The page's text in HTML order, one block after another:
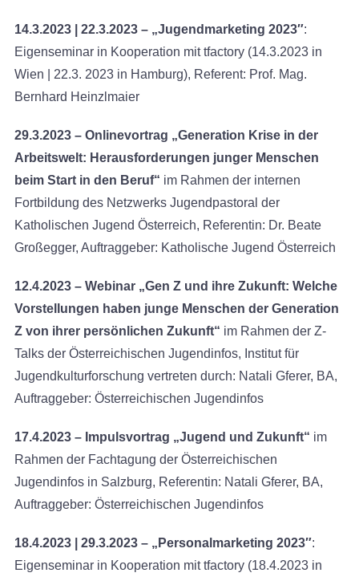
14.3.2023 | 22.3.2023 – „Jugendmarketing 2023″:
Eigenseminar in Kooperation mit tfactory (14.3.2023 in
Wien | 22.3. 2023 in Hamburg), Referent: Prof. Mag.
Bernhard Heinzlmaier
29.3.2023 – Onlinevortrag „Generation Krise in der
Arbeitswelt: Herausforderungen junger Menschen
beim Start in den Beruf“ im Rahmen der internen
Fortbildung des Netzwerks Jugendpastoral der
Katholischen Jugend Österreich, Referentin: Dr. Beate
Großegger, Auftraggeber: Katholische Jugend Österreich
12.4.2023 – Webinar „Gen Z und ihre Zukunft: Welche
Vorstellungen haben junge Menschen der Generation
Z von ihrer persönlichen Zukunft“ im Rahmen der Z-
Talks der Österreichischen Jugendinfos, Institut für
Jugendkulturforschung vertreten durch: Natali Gferer, BA,
Auftraggeber: Österreichischen Jugendinfos
17.4.2023 – Impulsvortrag „Jugend und Zukunft“ im
Rahmen der Fachtagung der Österreichischen
Jugendinfos in Salzburg, Referentin: Natali Gferer, BA,
Auftraggeber: Österreichischen Jugendinfos
18.4.2023 | 29.3.2023 – „Personalmarketing 2023″:
Eigenseminar in Kooperation mit tfactory (18.4.2023 in